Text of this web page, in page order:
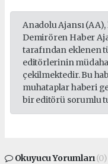
Anadolu Ajansı
Demirören Haber
tarafından eklenen
editörlerinin
çekilmektedir. Bu
muhataplar haberi
bir editörü sorumlu
Okuyucu Yorumları(0)